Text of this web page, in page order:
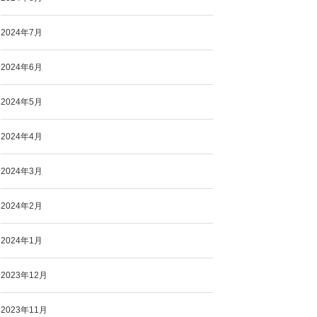
2024年7月
2024年6月
2024年5月
2024年4月
2024年3月
2024年2月
2024年1月
2023年12月
2023年11月